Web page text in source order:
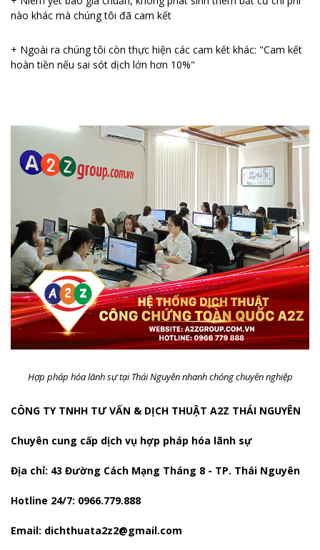
nào khác mà chúng tôi đã cam kết
+ Ngoài ra chúng tôi còn thực hiện các cam kết khác: "Cam kết
hoàn tiền nếu sai sót dịch lớn hơn 10%"
Hợp pháp hóa lãnh sự tại Thái Nguyên nhanh chóng chuyên nghiệp
CÔNG TY TNHH TƯ VẤN & DỊCH THUẬT A2Z THÁI NGUYÊN
Chuyên cung cấp dịch vụ hợp pháp hóa lãnh sự
Địa chỉ: 43 Đường Cách Mạng Tháng 8 - TP. Thái Nguyên
Hotline 24/7: 0966.779.888
Email: dichthuata2z2@gmail.com